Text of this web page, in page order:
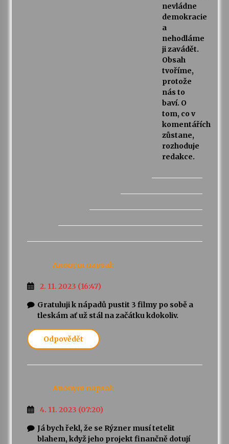
nevládne
demokracie
a
nehodláme
ji zavádět.
Obsah
tvoříme,
protože
nás to
baví. O
tom, co v
komentářích
zůstane,
rozhoduje
redakce.
Anonym napsal:
2. 11. 2023 (16:47)
Gratuluji k nápadů pustit 3 filmy po sobě a
tleskám ať už stál na začátku kdokoliv.
Odpovědět
Anonym napsal:
4. 11. 2023 (07:20)
Já bych řekl, že se Rýzner musí tetelit
blahem, když jeho projekt finančně dotují